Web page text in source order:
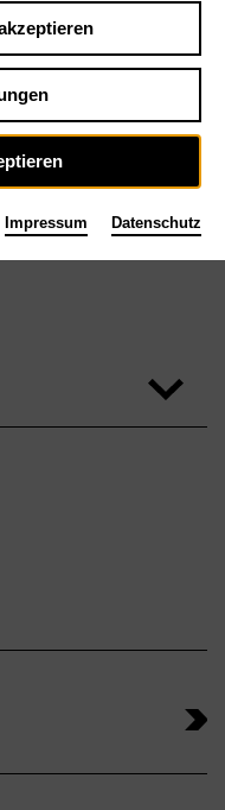
Impressum Datenschutz